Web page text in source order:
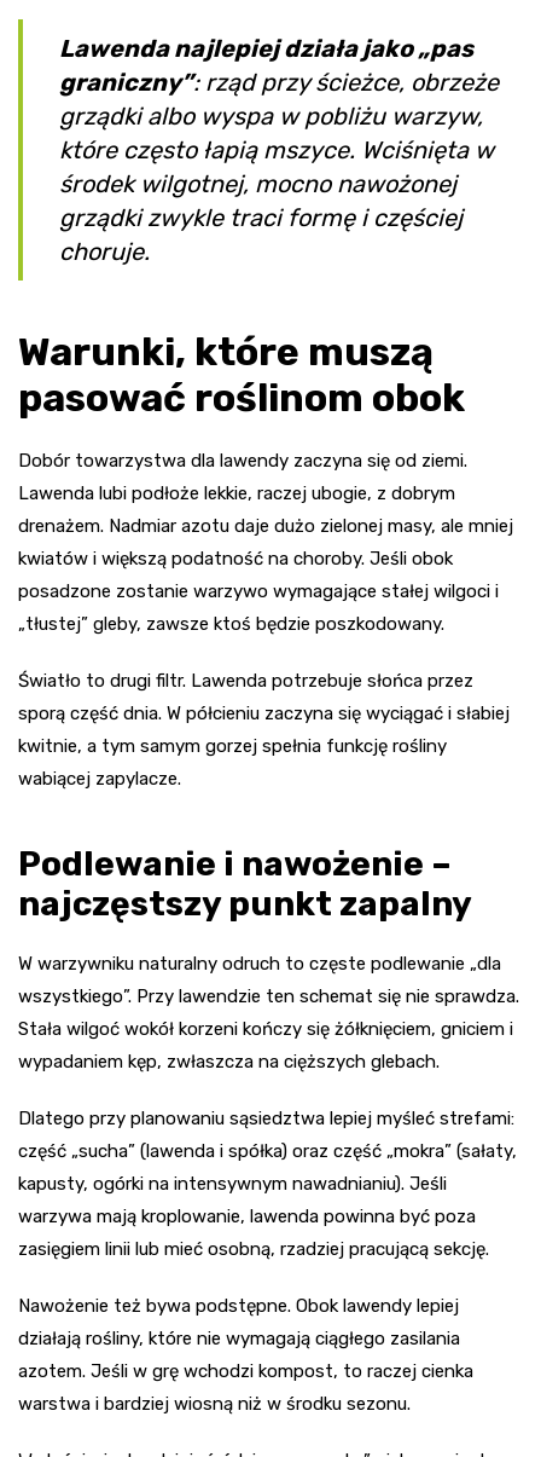
Lawenda najlepiej działa jako „pas
graniczny”: rząd przy ścieżce, obrzeże
grządki albo wyspa w pobliżu warzyw,
które często łapią mszyce. Wciśnięta w
środek wilgotnej, mocno nawożonej
grządki zwykle traci formę i częściej
choruje.
Warunki, które muszą
pasować roślinom obok
Dobór towarzystwa dla lawendy zaczyna się od ziemi.
Lawenda lubi podłoże lekkie, raczej ubogie, z dobrym
drenażem. Nadmiar azotu daje dużo zielonej masy, ale mniej
kwiatów i większą podatność na choroby. Jeśli obok
posadzone zostanie warzywo wymagające stałej wilgoci i
„tłustej” gleby, zawsze ktoś będzie poszkodowany.
Światło to drugi filtr. Lawenda potrzebuje słońca przez
sporą część dnia. W półcieniu zaczyna się wyciągać i słabiej
kwitnie, a tym samym gorzej spełnia funkcję rośliny
wabiącej zapylacze.
Podlewanie i nawożenie –
najczęstszy punkt zapalny
W warzywniku naturalny odruch to częste podlewanie „dla
wszystkiego”. Przy lawendzie ten schemat się nie sprawdza.
Stała wilgoć wokół korzeni kończy się żółknięciem, gniciem i
wypadaniem kęp, zwłaszcza na cięższych glebach.
Dlatego przy planowaniu sąsiedztwa lepiej myśleć strefami:
część „sucha” (lawenda i spółka) oraz część „mokra” (sałaty,
kapusty, ogórki na intensywnym nawadnianiu). Jeśli
warzywa mają kroplowanie, lawenda powinna być poza
zasięgiem linii lub mieć osobną, rzadziej pracującą sekcję.
Nawożenie też bywa podstępne. Obok lawendy lepiej
działają rośliny, które nie wymagają ciągłego zasilania
azotem. Jeśli w grę wchodzi kompost, to raczej cienka
warstwa i bardziej wiosną niż w środku sezonu.